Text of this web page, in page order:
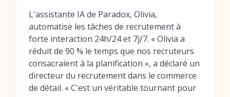
L'assistante IA de Paradox, Olivia,
automatise les tâches de recrutement à
forte interaction 24h/24 et 7j/7. « Olivia a
réduit de 90 % le temps que nos recruteurs
consacraient à la planification », a déclaré un
directeur du recrutement dans le commerce
de détail. « C'est un véritable tournant pour